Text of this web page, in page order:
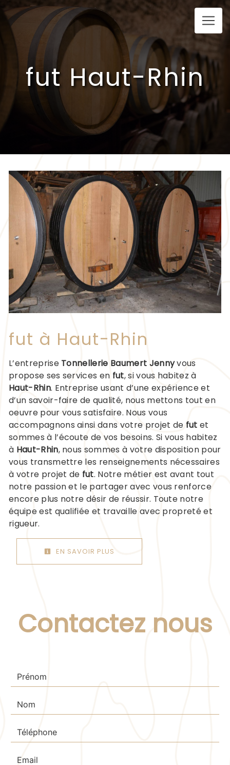
Panneau de gestion des cookies
fut Haut-Rhin
fut à Haut-Rhin
L’entreprise Tonnellerie Baumert Jennyvous
propose ses services en fut, si vous habitez à
Haut-Rhin. Entreprise usant d’une expérience et
d’un savoir-faire de qualité, nous mettons tout en
oeuvre pour vous satisfaire. Nous vous
accompagnons ainsi dans votre projet de fut et
sommes à l’écoute de vos besoins. Si vous habitez
à Haut-Rhin, nous sommes à votre disposition pour
vous transmettre les renseignements nécessaires
à votre projet de fut. Notre métier est avant tout
notre passion et le partager avec vous renforce
encore plus notre désir de réussir. Toute notre
équipe est qualifiée et travaille avec propreté et
rigueur.
EN SAVOIR PLUS
Contactez nous